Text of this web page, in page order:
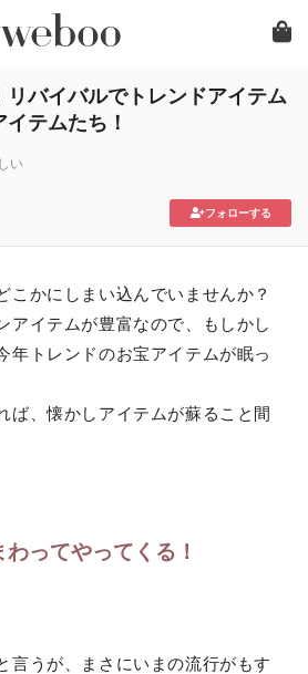
バイバルでトレンドアイテム
テムたち！
い
フォローする
こかにしまい込んでいませんか？
アイテムが豊富なので、もしかし
年トレンドのお宝アイテムが眠っ
ば、懐かしアイテムが蘇ること間
ってやってくる！
言うが、まさにいまの流行がもす